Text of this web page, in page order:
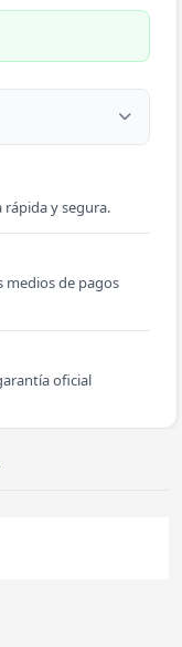
rápida y segura.
medios de pagos
oficial